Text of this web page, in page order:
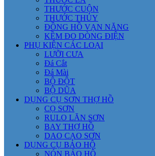
THƯỚC CUỘN
THƯỚC THỦY
ĐỒNG HỒ VẠN NĂNG
KỀM ĐO DÒNG ĐIỆN
PHỤ KIỆN CÁC LOẠI
LƯỠI CƯA
Đá Cắt
Đá Mài
BỘ ĐỘT
BỘ DŨA
DỤNG CỤ SƠN THỢ HỒ
CỌ SƠN
RULO LĂN SƠN
BAY THỢ HỒ
DAO CẠO SƠN
DỤNG CỤ BẢO HỘ
NÓN BẢO HỘ